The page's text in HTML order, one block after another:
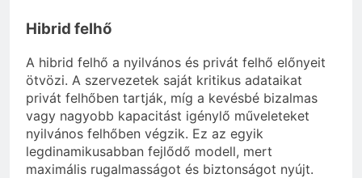
Hibrid felhő
A hibrid felhő a nyilvános és privát felhő előnyeit
ötvözi. A szervezetek saját kritikus adataikat
privát felhőben tartják, míg a kevésbé bizalmas
vagy nagyobb kapacitást igénylő műveleteket
nyilvános felhőben végzik. Ez az egyik
legdinamikusabban fejlődő modell, mert
maximális rugalmasságot és biztonságot nyújt.